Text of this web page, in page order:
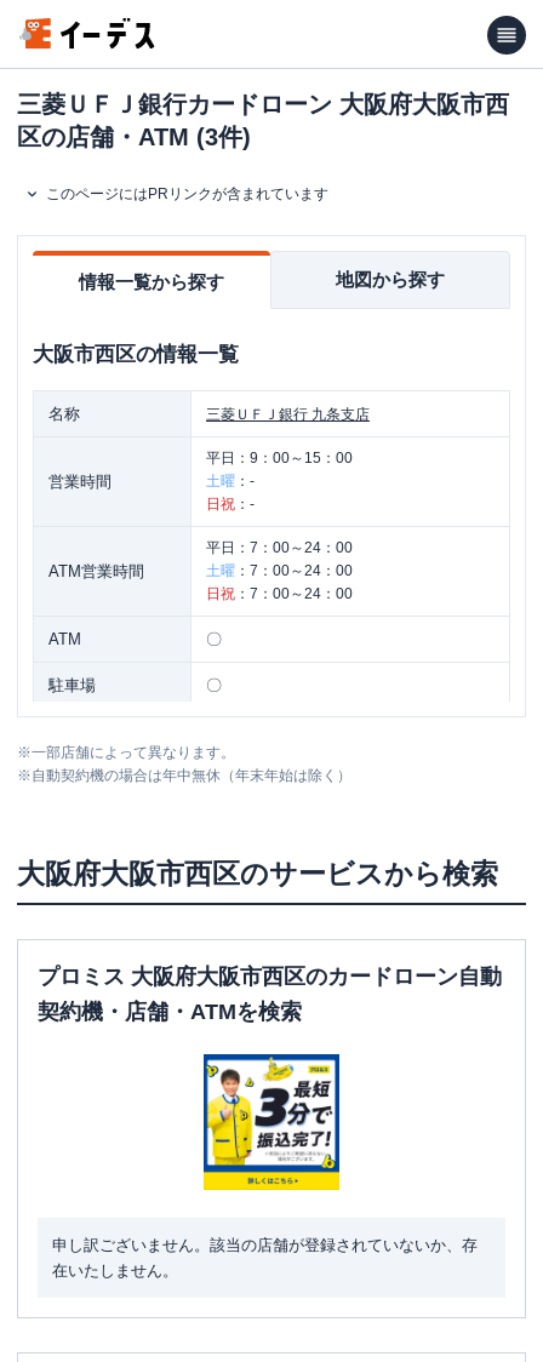
三菱ＵＦＪ銀行カードローン 大阪府大阪市西
区の店舗・ATM (3件)
このページにはPRリンクが含まれています
情報一覧から探す 地図から探す
大阪市西区の情報一覧
名称 三菱ＵＦＪ銀行 九条支店
営業時間
平日： 9：00～15：00
土曜 ： -
日祝 ： -
ATM営業時間
平日： 7：00～24：00
土曜 ： 7：00～24：00
日祝 ： 7：00～24：00
ATM 〇
駐車場 〇
営業時間
土曜：-
ATM営業時間
平日：9：00～15：00
日祝： -
ATM
〇
大阪府大阪市西区西本町２－３－１０
三菱ＵＦＪ銀行 信濃橋支店
営業時間
平日：9：00～15：00
ATM営業時間
土曜：-
※一部店舗によって異なります。
※自動契約機の場合は年中無休（年末年始は除く）
大阪府大阪市西区のサービスから検索
プロミス 大阪府大阪市西区のカードローン自動
契約機・店舗・ATMを検索
申し訳ございません。該当の店舗が登録されていないか、存
在いたしません。